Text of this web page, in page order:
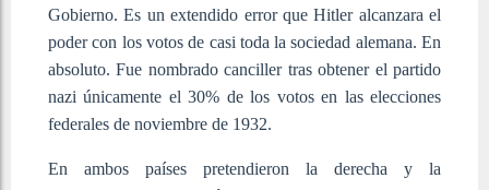
Gobierno. Es un extendido error que Hitler alcanzara el
poder con los votos de casi toda la sociedad alemana. En
absoluto. Fue nombrado canciller tras obtener el partido
nazi únicamente el 30% de los votos en las elecciones
federales de noviembre de 1932.
En ambos países pretendieron la derecha y la